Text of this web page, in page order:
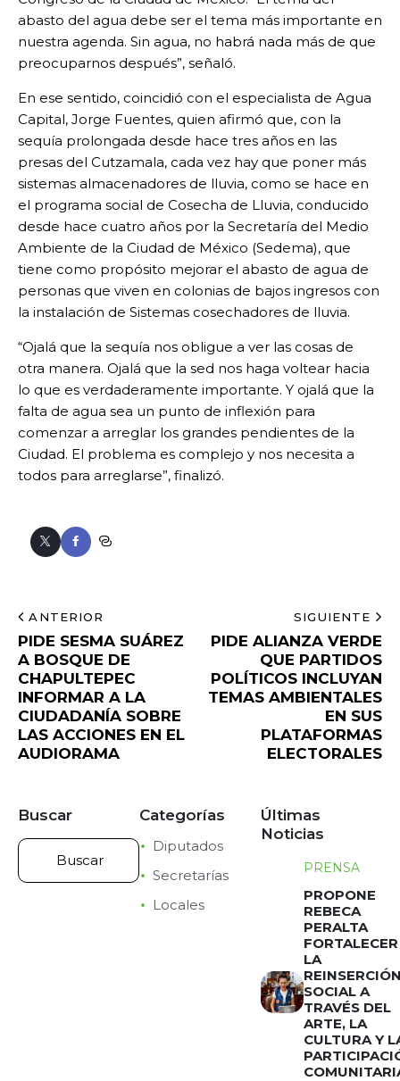
abasto del agua debe ser el tema más importante en
nuestra agenda. Sin agua, no habrá nada más de que
preocuparnos después”, señaló.
En ese sentido, coincidió con el especialista de Agua
Capital, Jorge Fuentes, quien afirmó que, con la
sequía prolongada desde hace tres años en las
presas del Cutzamala, cada vez hay que poner más
sistemas almacenadores de lluvia, como se hace en
el programa social de Cosecha de Lluvia, conducido
desde hace cuatro años por la Secretaría del Medio
Ambiente de la Ciudad de México (Sedema), que
tiene como propósito mejorar el abasto de agua de
personas que viven en colonias de bajos ingresos con
la instalación de Sistemas cosechadores de lluvia.
“Ojalá que la sequía nos obligue a ver las cosas de
otra manera. Ojalá que la sed nos haga voltear hacia
lo que es verdaderamente importante. Y ojalá que la
falta de agua sea un punto de inflexión para
comenzar a arreglar los grandes pendientes de la
Ciudad. El problema es complejo y nos necesita a
todos para arreglarse”, finalizó.
ANTERIOR
PIDE SESMA SUÁREZ
A BOSQUE DE
CHAPULTEPEC
INFORMAR A LA
CIUDADANÍA SOBRE
LAS ACCIONES EN EL
AUDIORAMA
SIGUIENTE
PIDE ALIANZA VERDE
QUE PARTIDOS
POLÍTICOS INCLUYAN
TEMAS AMBIENTALES
EN SUS
PLATAFORMAS
ELECTORALES
Buscar Categorías
Diputados
Secretarías
Locales
Últimas
Noticias
PRENSA
PROPONE
REBECA
PERALTA
FORTALECER
LA
SOCIAL A
TRAVÉS DEL
ARTE, LA
CULTURA Y